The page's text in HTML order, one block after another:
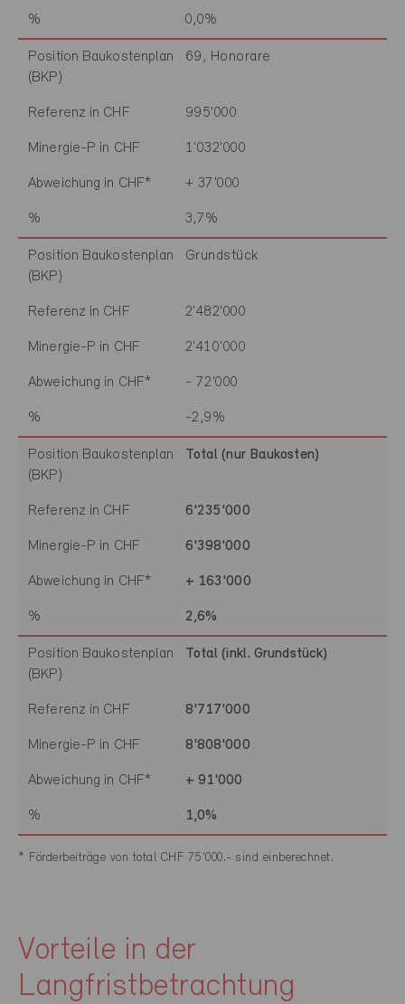
% 0,0%
Position Baukostenplan
(BKP)
69, Honorare
Referenz in CHF 995'000
Minergie-P in CHF 1'032'000
Abweichung in CHF* + 37'000
% 3,7%
Position Baukostenplan
(BKP)
Grundstück
Referenz in CHF 2'482'000
Minergie-P in CHF 2'410'000
Abweichung in CHF* - 72'000
% -2,9%
Position Baukostenplan
(BKP)
Total (nur Baukosten)
Referenz in CHF 6'235'000
Minergie-P in CHF 6'398'000
Abweichung in CHF* + 163'000
% 2,6%
Position Baukostenplan
(BKP)
Total (inkl. Grundstück)
Referenz in CHF 8'717'000
Minergie-P in CHF 8'808'000
Abweichung in CHF* + 91'000
% 1,0%
* Förderbeiträge von total CHF 75'000.- sind einberechnet.
Vorteile in der
Langfristbetrachtung